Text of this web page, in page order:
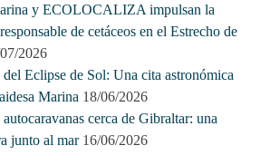
y ECOLOCALIZA impulsan la
de cetáceos en el Estrecho de
2026
Eclipse de Sol: Una cita astronómica
Marina 18/06/2026
cerca de Gibraltar: una
junto al mar 16/06/2026